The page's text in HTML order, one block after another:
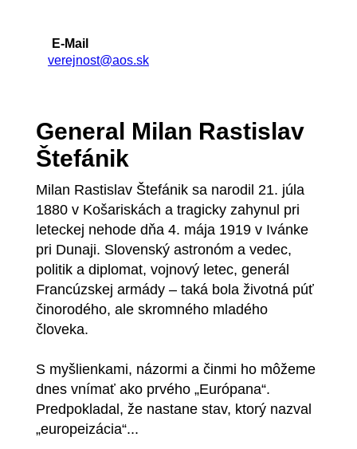
E-Mail
verejnost@aos.sk
General Milan Rastislav
Štefánik
Milan Rastislav Štefánik sa narodil 21. júla
1880 v Košariskách a tragicky zahynul pri
leteckej nehode dňa 4. mája 1919 v Ivánke
pri Dunaji. Slovenský astronóm a vedec,
politik a diplomat, vojnový letec, generál
Francúzskej armády – taká bola životná púť
činorodého, ale skromného mladého
človeka.
S myšlienkami, názormi a činmi ho môžeme
dnes vnímať ako prvého „Európana“.
Predpokladal, že nastane stav, ktorý nazval
„europeizácia“...